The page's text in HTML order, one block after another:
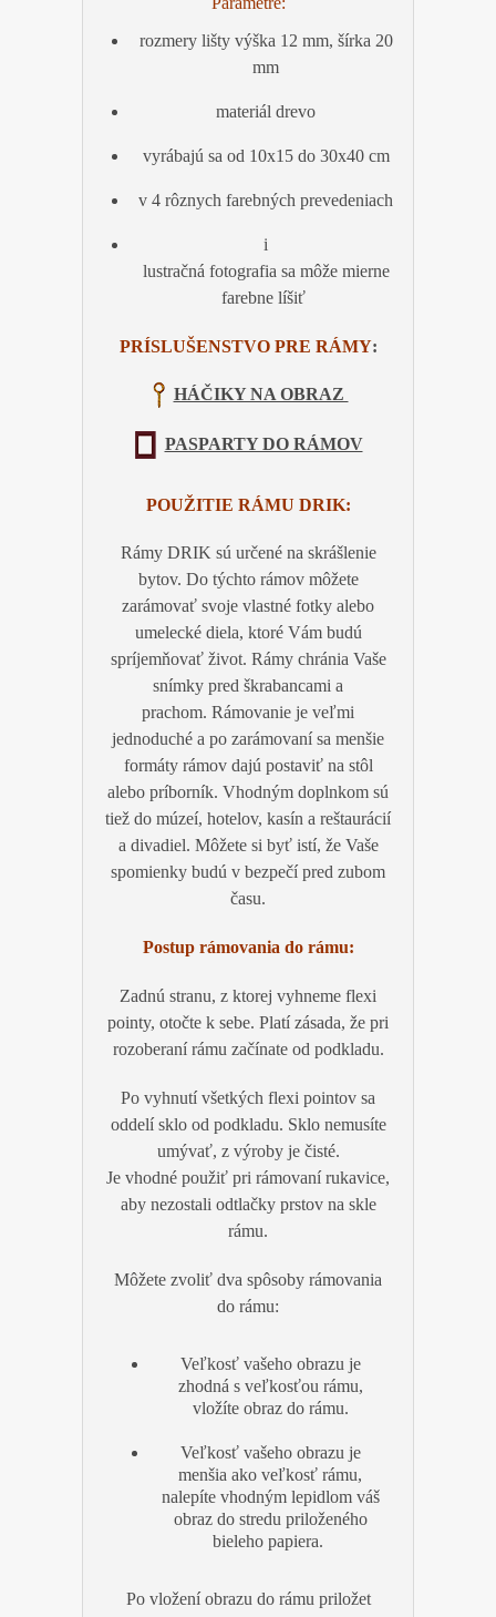
rozmery lišty výška 12 mm, šírka 20
mm
materiál drevo
vyrábajú sa od 10x15 do 30x40 cm
v 4 rôznych farebných prevedeniach
i
lustračná fotografia sa môže mierne
farebne líšiť
PRÍSLUŠENSTVO PRE RÁMY:
HÁČIKY NA OBRAZ
PASPARTY DO RÁMOV
POUŽITIE RÁMU DRIK:
Rámy DRIK sú určené na skrášlenie
bytov. Do týchto rámov môžete
zarámovať svoje vlastné fotky alebo
umelecké diela, ktoré Vám budú
spríjemňovať život. Rámy chránia Vaše
snímky pred škrabancami a
prachom. Rámovanie je veľmi
jednoduché a po zarámovaní sa menšie
formáty rámov dajú postaviť na stôl
alebo príborník. Vhodným doplnkom sú
tiež do múzeí, hotelov, kasín a reštaurácií
a divadiel. Môžete si byť istí, že Vaše
spomienky budú v bezpečí pred zubom
času.
Postup rámovania do rámu:
Zadnú stranu, z ktorej vyhneme flexi
pointy, otočte k sebe. Platí zásada, že pri
rozoberaní rámu začínate od podkladu.
Po vyhnutí všetkých flexi pointov sa
oddelí sklo od podkladu. Sklo nemusíte
umývať, z výroby je čisté.
Je vhodné použiť pri rámovaní rukavice,
aby nezostali odtlačky prstov na skle
rámu.
Môžete zvoliť dva spôsoby rámovania
do rámu:
Veľkosť vašeho obrazu je
zhodná s veľkosťou rámu,
vložíte obraz do rámu.
Veľkosť vašeho obrazu je
menšia ako veľkosť rámu,
nalepíte vhodným lepidlom váš
obraz do stredu priloženého
bieleho papiera.
Po vložení obrazu do rámu priložet